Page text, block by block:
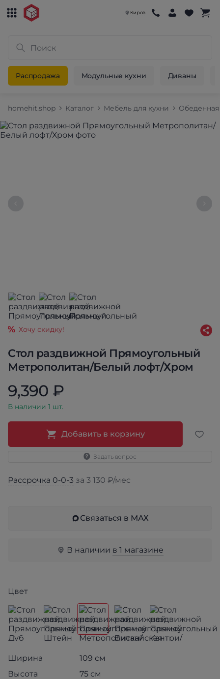
Киров
Распродажа Модульные кухни Диваны
homehit.shop Каталог Мебель для кухни Обеденная
Стол раздвижной Прямоугольный
Метрополитан/Белый лофт/Хром
Хочу скидку!
9,390 ₽
В наличии 1 шт.
Добавить в корзину
Задать вопрос
Рассрочка 0-0-3 за 3 130 ₽/мес
Связаться в МАХ
В наличии в 1 магазине
Цвет
Ширина
109 см
Высота
75 см